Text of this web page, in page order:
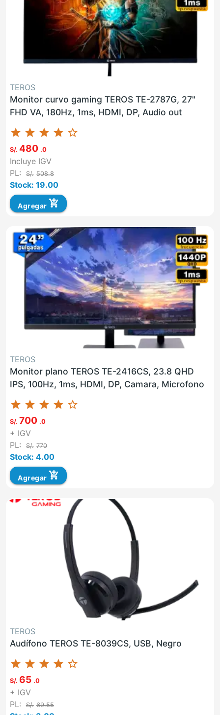
TEROS
Monitor curvo gaming TEROS TE-2787G, 27"
FHD VA, 180Hz, 1ms, HDMI, DP, Audio out
star star star star star_border
S/. 480 .0
Incluye IGV
PL:
S/. 508.8
Stock: 19.00
Agregar add_shopping_cart
TEROS
Monitor plano TEROS TE-2416CS, 23.8 QHD
IPS, 100Hz, 1ms, HDMI, DP, Camara, Microfono
star star star star star_border
S/. 700 .0
+ IGV
PL:
S/. 770
Stock: 4.00
Agregar add_shopping_cart
TEROS
Audífono TEROS TE-8039CS, USB, Negro
star star star star star_border
S/. 65 .0
+ IGV
PL:
S/. 69.55